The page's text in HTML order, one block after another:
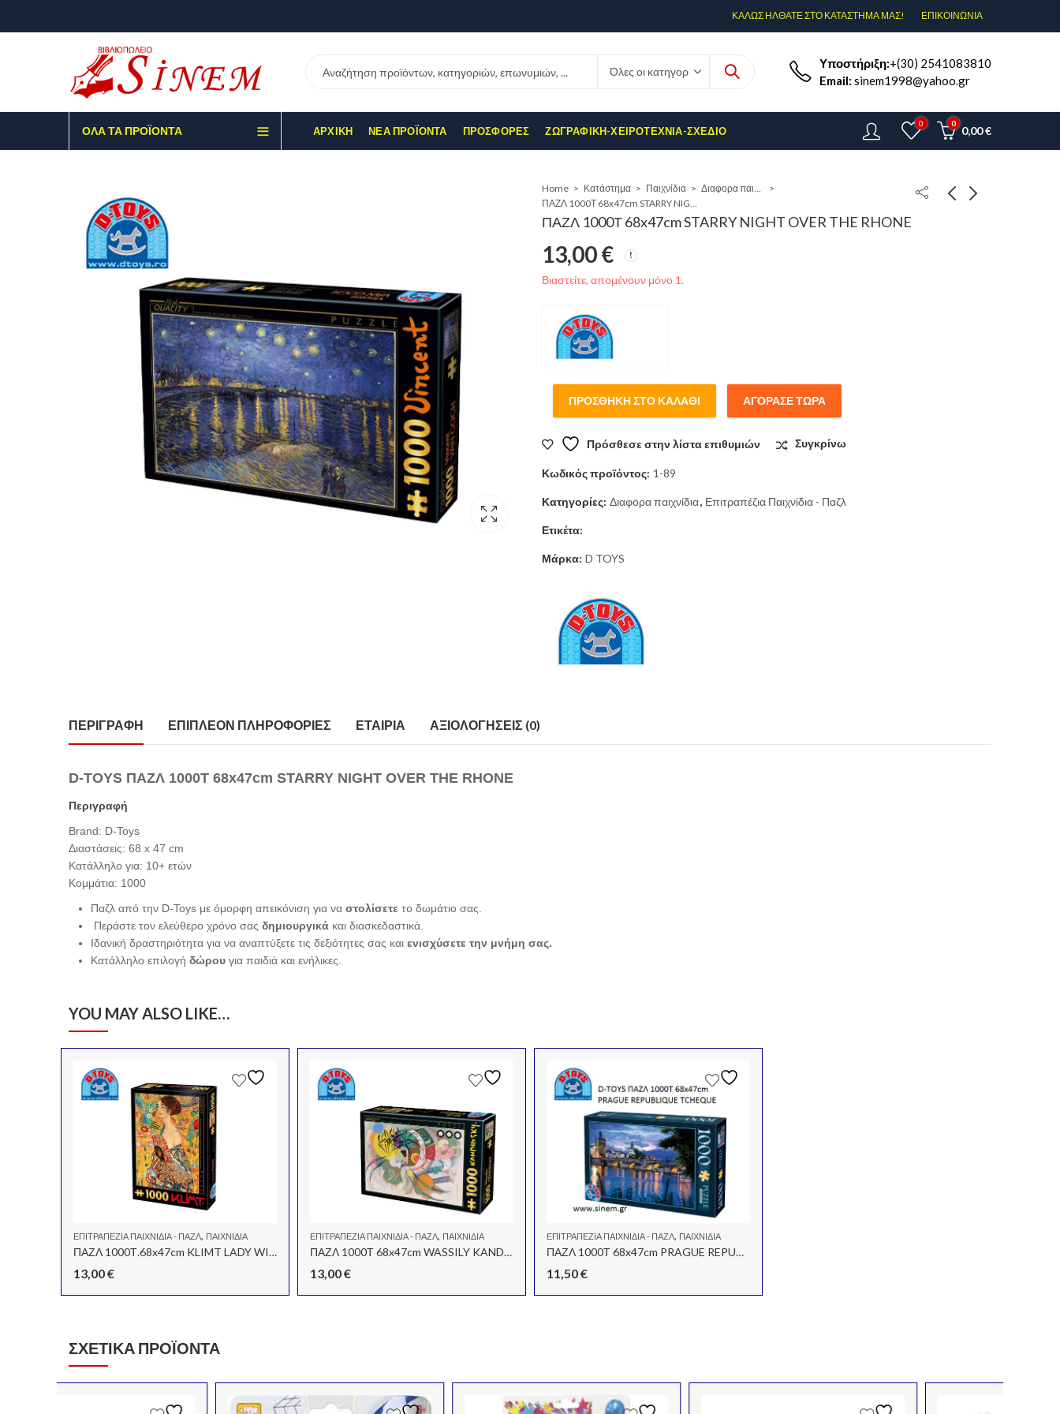
ΚΑΛΩΣ ΗΛΘΑΤΕ ΣΤΟ ΚΑΤΑΣΤΗΜΑ ΜΑΣ! ΕΠΙΚΟΙΝΩΝΊΑ
Υποστήριξη:+(30) 2541083810
Email: sinem1998@yahoo.gr
ΌΛΑ ΤΑ ΠΡΟΪΌΝΤΑ ΑΡΧΙΚΉ ΝΈΑ ΠΡΟΪΌΝΤΑ ΠΡΟΣΦΟΡΈΣ ΖΩΓΡΑΦΙΚΉ-ΧΕΙΡΟΤΕΧΝΊΑ-ΣΧΈΔΙΟ
0 0
0,00€
Home Κατάστημα Παιχνίδια
Διαφορα παιχνίδια
ΠΑΖΛ 1000Τ 68x47cm STARRY NIGHT OVER THE RHONE
ΠΑΖΛ 1000Τ 68x47cm STARRY NIGHT OVER THE RHONE
13,00€
Βιαστείτε, απομένουν μόνο 1.
ΠΡΟΣΘΉΚΗ ΣΤΟ ΚΑΛΆΘΙ ΑΓΌΡΑΣΕ ΤΏΡΑ
Πρόσθεσε στην λίστα επιθυμιών Συγκρίνω
Κωδικός προϊόντος: 1-89
Κατηγορίες: Διαφορα παιχνίδια, Επιτραπέζια Παιχνίδια - Παζλ
Ετικέτα:
Μάρκα: D TOYS
ΠΕΡΙΓΡΑΦΉ ΕΠΙΠΛΈΟΝ ΠΛΗΡΟΦΟΡΊΕΣ ΕΤΑΙΡΊΑ ΑΞΙΟΛΟΓΉΣΕΙΣ (0)
D-TOYS ΠΑΖΛ 1000Τ 68x47cm STARRY NIGHT OVER THE RHONE
Περιγραφή
Brand: D-Toys
Διαστάσεις: 68 x 47 cm
Κατάλληλο για: 10+ ετών
Κομμάτια: 1000
Παζλ από την D-Toys με όμορφη απεικόνιση για να στολίσετε το δωμάτιο σας.
Περάστε τον ελεύθερο χρόνο σας δημιουργικά και διασκεδαστικά.
Ιδανική δραστηριότητα για να αναπτύξετε τις δεξιότητες σας και ενισχύσετε την μνήμη σας.
Κατάλληλο επιλογή δώρου για παιδιά και ενήλικες.
YOU MAY ALSO LIKE…
ΕΠΙΤΡΑΠΈΖΙΑ ΠΑΙΧΝΊΔΙΑ - ΠΑΖΛ, ΠΑΙΧΝΊΔΙΑ
ΠΑΖΛ 1000Τ.68x47cm KLIMT LADY WITH A FAN
13,00€
ΕΠΙΤΡΑΠΈΖΙΑ ΠΑΙΧΝΊΔΙΑ - ΠΑΖΛ, ΠΑΙΧΝΊΔΙΑ
ΠΑΖΛ 1000Τ 68x47cm WASSILY KANDINSKY
13,00€
ΕΠΙΤΡΑΠΈΖΙΑ ΠΑΙΧΝΊΔΙΑ - ΠΑΖΛ, ΠΑΙΧΝΊΔΙΑ
ΠΑΖΛ 1000Τ 68x47cm PRAGUE REPUBLIQUE TCHEQUE
11,50€
ΣΧΕΤΙΚΆ ΠΡΟΪΌΝΤΑ